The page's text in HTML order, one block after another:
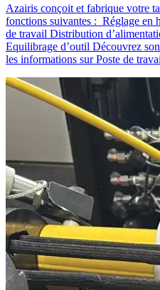
Azairis conçoit et fabrique votre
fonctions suivantes : Réglage en
de travail Distribution
Equilibrage d’outil Découvrez
les informations sur Poste de